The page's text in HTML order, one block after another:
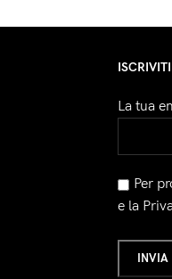
La tua
Per
e la